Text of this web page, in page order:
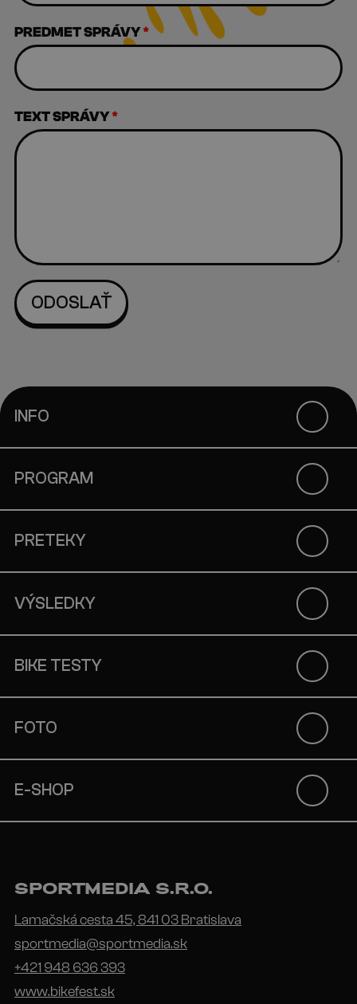
PREDMET SPRÁVY*
TEXT SPRÁVY*
INFO
PROGRAM
PRETEKY
VÝSLEDKY
BIKE TESTY
FOTO
E-SHOP
SPORTMEDIA S.R.O.
Lamačská cesta 45, 841 03 Bratislava
sportmedia@sportmedia.sk
+421 948 636 393
www.bikefest.sk